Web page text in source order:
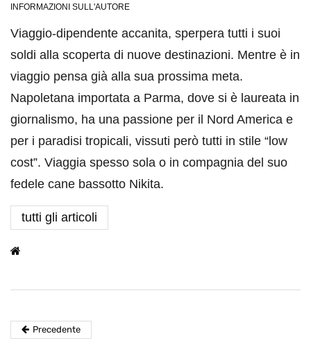
INFORMAZIONI SULL'AUTORE
Viaggio-dipendente accanita, sperpera tutti i suoi
soldi alla scoperta di nuove destinazioni. Mentre è in
viaggio pensa già alla sua prossima meta.
Napoletana importata a Parma, dove si è laureata in
giornalismo, ha una passione per il Nord America e
per i paradisi tropicali, vissuti però tutti in stile “low
cost”. Viaggia spesso sola o in compagnia del suo
fedele cane bassotto Nikita.
tutti gli articoli
Precedente